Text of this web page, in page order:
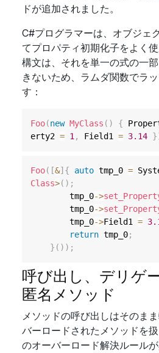
ドが追加されました。
C#プログラマーは、オブジェ
てプロパティ初期化子をよく
構文は、それを単一の式の一
きないため、ラムダ関数でラ
す：
Foo(new MyClass ( ) {
erty2 = 1 , Field1 = 3.14 }
Foo( [&] { auto tmp_0 =
Class>( ) ;
        tmp_0
->
        tmp_0
->
        tmp_0
->Field1 =
return tmp_0;
} ( ) ) ;
呼び出し、デリゲ
匿名メソッド
メソッドの呼び出しはそのま
バーロードされたメソッドを
のオーバーロード解決ルール